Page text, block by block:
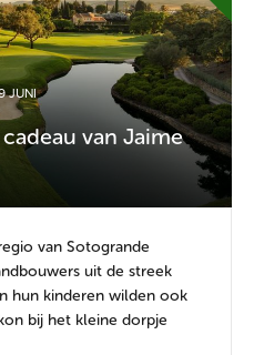
JUNI
van Jaime
van Sotogrande
uit de streek
hun kinderen wilden ook
bij het kleine dorpje